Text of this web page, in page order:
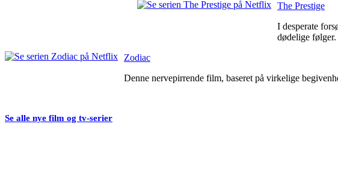
The Prestige
I desperate
dødelige følger.
Zodiac
Denne nervepirrende film, baseret på virkelige
Se alle nye film og tv-serier